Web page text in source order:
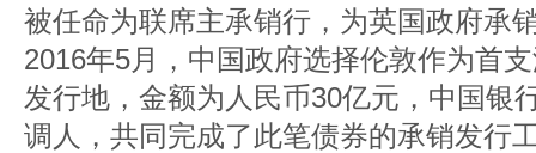
被任命为联席主承销行，为英国政府承
2016年5月，中国政府选择伦敦作为首
发行地，金额为人民币30亿元，中国银
调人，共同完成了此笔债券的承销发行